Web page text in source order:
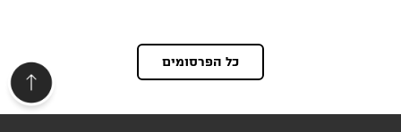
כל הפרסומים